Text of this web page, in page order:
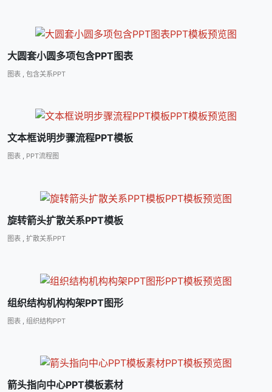
大圆套小圆多项包含PPT图表
图表 包含关系PPT
文本框说明步骤流程PPT模板
图表 , PPT流程图
旋转箭头扩散关系PPT模板
图表 , 扩散关系PPT
组织结构机构构架PPT图形
图表 组织结构PPT
箭头指向中心PPT模板素材